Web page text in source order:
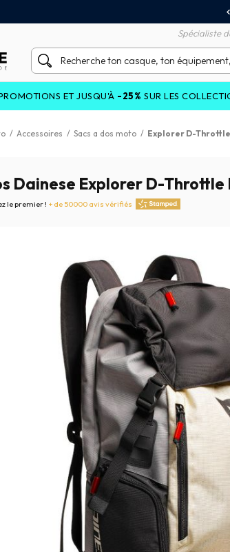
Spécialiste
ET JUSQU'À -25%SUR LES COLLECTIONS
/ Accessoires / Sacs a dos moto / Explorer D-
Dainese Explorer D-Throttle
le premier ! + de 50000 avis vérifiés